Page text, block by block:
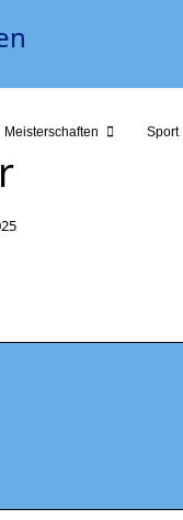
Meisterschaften Sport